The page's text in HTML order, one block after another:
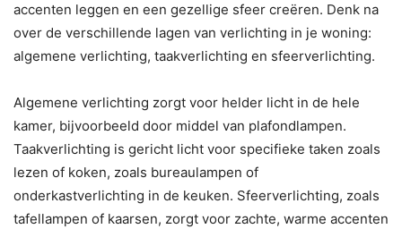
accenten leggen en een gezellige sfeer creëren. Denk na
over de verschillende lagen van verlichting in je woning:
algemene verlichting, taakverlichting en sfeerverlichting.
Algemene verlichting zorgt voor helder licht in de hele
kamer, bijvoorbeeld door middel van plafondlampen.
Taakverlichting is gericht licht voor specifieke taken zoals
lezen of koken, zoals bureaulampen of
onderkastverlichting in de keuken. Sfeerverlichting, zoals
tafellampen of kaarsen, zorgt voor zachte, warme accenten